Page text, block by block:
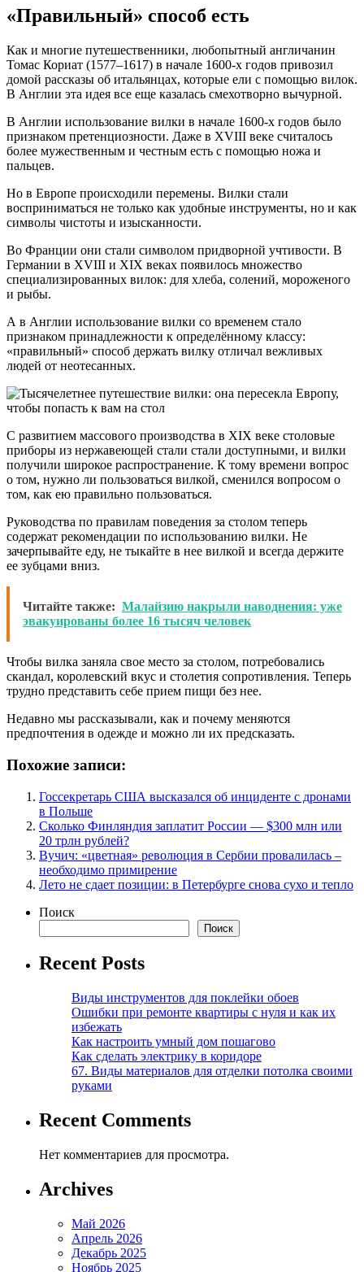
«Правильный» способ есть
Как и многие путешественники, любопытный англичанин
Томас Кориат (1577–1617) в начале 1600-х годов привозил
домой рассказы об итальянцах, которые ели с помощью вилок.
В Англии эта идея все еще казалась смехотворно вычурной.
В Англии использование вилки в начале 1600-х годов было
признаком претенциозности. Даже в XVIII веке считалось
более мужественным и честным есть с помощью ножа и
пальцев.
Но в Европе происходили перемены. Вилки стали
восприниматься не только как удобные инструменты, но и как
символы чистоты и изысканности.
Во Франции они стали символом придворной учтивости. В
Германии в XVIII и XIX веках появилось множество
специализированных вилок: для хлеба, солений, мороженого
и рыбы.
А в Англии использование вилки со временем стало
признаком принадлежности к определённому классу:
«правильный» способ держать вилку отличал вежливых
людей от неотесанных.
С развитием массового производства в XIX веке столовые
приборы из нержавеющей стали стали доступными, и вилки
получили широкое распространение. К тому времени вопрос
о том, нужно ли пользоваться вилкой, сменился вопросом о
том, как ею правильно пользоваться.
Руководства по правилам поведения за столом теперь
содержат рекомендации по использованию вилки. Не
зачерпывайте еду, не тыкайте в нее вилкой и всегда держите
ее зубцами вниз.
Читайте также: Малайзию накрыли наводнения: уже
эвакуированы более 16 тысяч человек
Чтобы вилка заняла свое место за столом, потребовались
скандал, королевский вкус и столетия сопротивления. Теперь
трудно представить себе прием пищи без нее.
Недавно мы рассказывали, как и почему меняются
предпочтения в одежде и можно ли их предсказать.
Похожие записи:
Госсекретарь США высказался об инциденте с дронами
в Польше
Сколько Финляндия заплатит России — $300 млн или
20 трлн рублей?
Вучич: «цветная» революция в Сербии провалилась –
необходимо примирение
Лето не сдает позиции: в Петербурге снова сухо и тепло
Поиск
Поиск
Recent Posts
Виды инструментов для поклейки обоев
Ошибки при ремонте квартиры с нуля и как их
избежать
Как настроить умный дом пошагово
Как сделать электрику в коридоре
67. Виды материалов для отделки потолка своими
руками
Recent Comments
Нет комментариев для просмотра.
Archives
Май 2026
Апрель 2026
Декабрь 2025
Ноябрь 2025